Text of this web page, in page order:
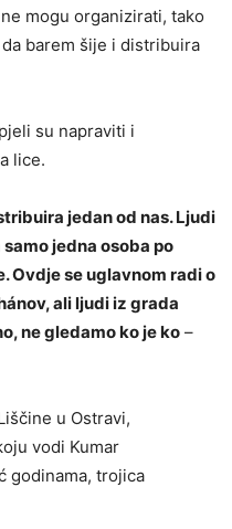
mogu organizirati, tako
barem šije i distribuira
su napraviti i
lice.
jedan od nas. Ljudi
jedna osoba po
Ovdje se uglavnom radi o
ali ljudi iz grada
ne gledamo ko je ko –
u Ostravi,
vodi Kumar
godinama, trojica